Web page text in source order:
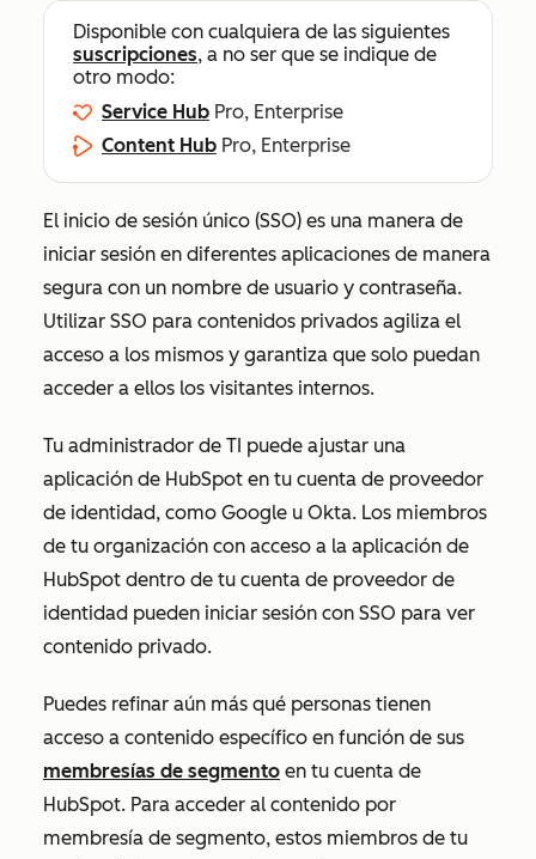
Disponible con cualquiera de las siguientes
suscripciones, a no ser que se indique de
otro modo:
Service Hub Pro, Enterprise
Content Hub Pro, Enterprise
El inicio de sesión único (SSO) es una manera de
iniciar sesión en diferentes aplicaciones de manera
segura con un nombre de usuario y contraseña.
Utilizar SSO para contenidos privados agiliza el
acceso a los mismos y garantiza que solo puedan
acceder a ellos los visitantes internos.
Tu administrador de TI puede ajustar una
aplicación de HubSpot en tu cuenta de proveedor
de identidad, como Google u Okta. Los miembros
de tu organización con acceso a la aplicación de
HubSpot dentro de tu cuenta de proveedor de
identidad pueden iniciar sesión con SSO para ver
contenido privado.
Puedes refinar aún más qué personas tienen
acceso a contenido específico en función de sus
membresías de segmento en tu cuenta de
HubSpot. Para acceder al contenido por
membresía de segmento, estos miembros de tu